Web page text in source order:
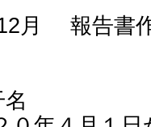
報告書作